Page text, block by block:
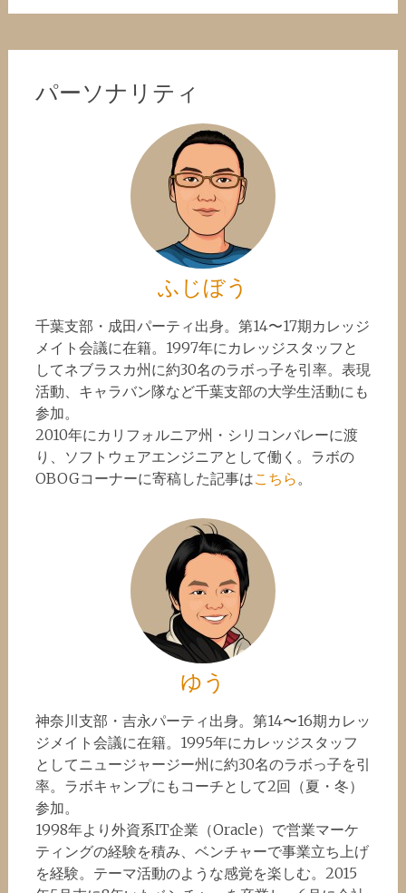
パーソナリティ
ふじぼう
千葉支部・成田パーティ出身。第14〜17期カレッジ
メイト会議に在籍。1997年にカレッジスタッフと
してネブラスカ州に約30名のラボっ子を引率。表現
活動、キャラバン隊など千葉支部の大学生活動にも
参加。
2010年にカリフォルニア州・シリコンバレーに渡
り、ソフトウェアエンジニアとして働く。ラボの
OBOGコーナーに寄稿した記事はこちら。
ゆう
神奈川支部・吉永パーティ出身。第14〜16期カレッ
ジメイト会議に在籍。1995年にカレッジスタッフ
としてニュージャージー州に約30名のラボっ子を引
率。ラボキャンプにもコーチとして2回（夏・冬）
参加。
1998年より外資系IT企業（Oracle）で営業マーケ
ティングの経験を積み、ベンチャーで事業立ち上げ
を経験。テーマ活動のような感覚を楽しむ。2015